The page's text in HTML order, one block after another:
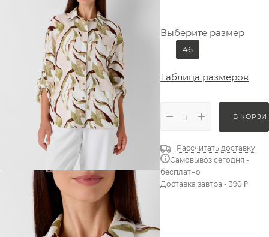
Выберите размер
46
Таблица размеров
В
Рассчитать доставку
Самовывоз сегодня -
бесплатно
Доставка завтра - 390 ₽